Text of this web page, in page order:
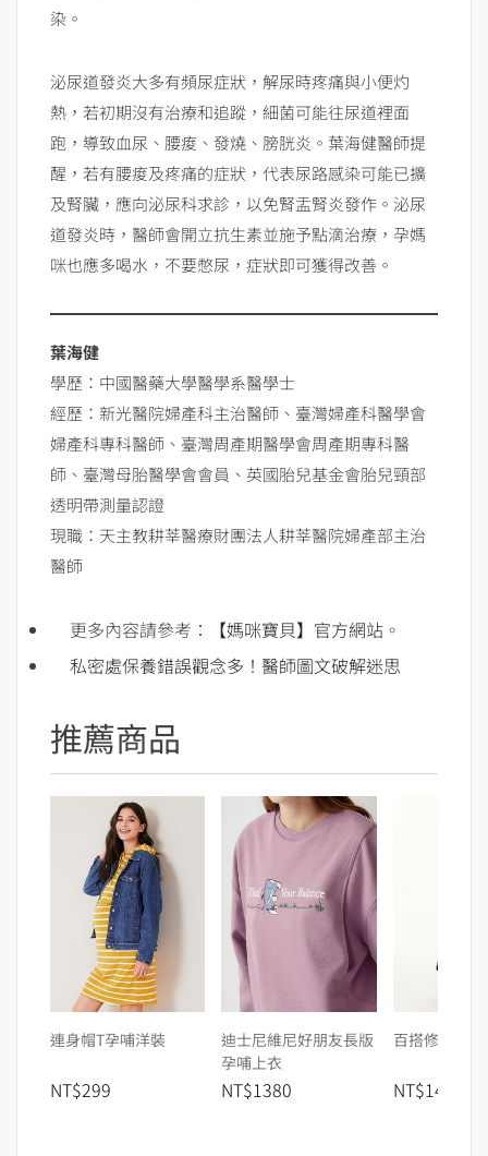
染。
泌尿道發炎大多有頻尿症狀，解尿時疼痛與小便灼
熱，若初期沒有治療和追蹤，細菌可能往尿道裡面
跑，導致血尿、腰痠、發燒、膀胱炎。葉海健醫師提
醒，若有腰痠及疼痛的症狀，代表尿路感染可能已擴
及腎臟，應向泌尿科求診，以免腎盂腎炎發作。泌尿
道發炎時，醫師會開立抗生素並施予點滴治療，孕媽
咪也應多喝水，不要憋尿，症狀即可獲得改善。
葉海健
學歷：中國醫藥大學醫學系醫學士
經歷：新光醫院婦產科主治醫師、臺灣婦產科醫學會
婦產科專科醫師、臺灣周產期醫學會周產期專科醫
師、臺灣母胎醫學會會員、英國胎兒基金會胎兒頸部
透明帶測量認證
現職：天主教耕莘醫療財團法人耕莘醫院婦產部主治
醫師
更多內容請參考： 【媽咪寶貝】官方網站 。
私密處保養錯誤觀念多！醫師圖文破解迷思
推薦商品
連身帽T孕哺洋裝
NT$299
迪士尼維尼好朋友長版
孕哺上衣
NT$1380
百搭修身上
NT$1480